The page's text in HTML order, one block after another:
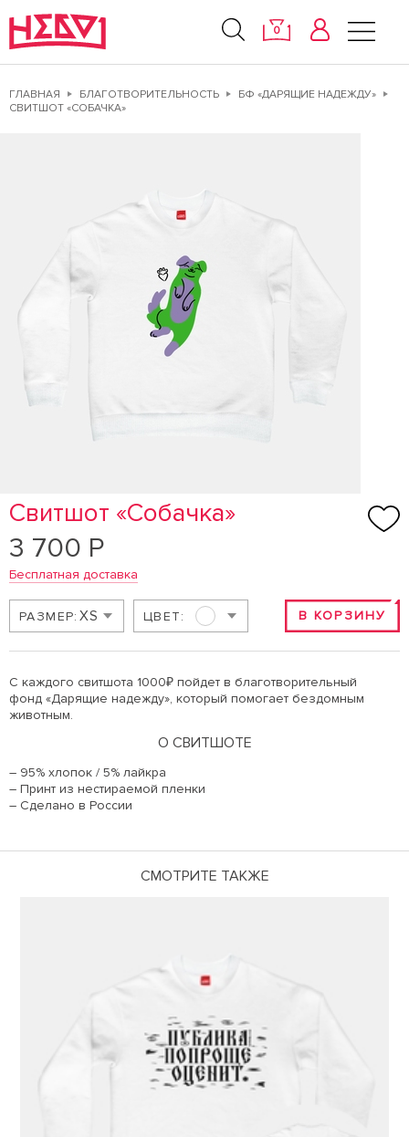
0
ГЛАВНАЯ БЛАГОТВОРИТЕЛЬНОСТЬ
БФ «ДАРЯЩИЕ НАДЕЖДУ»
СВИТШОТ «СОБАЧКА»
Свитшот «Собачка»
3 700 Р
Бесплатная доставка
В КОРЗИНУ
РАЗМЕР: XS ЦВЕТ:
С каждого свитшота 1000₽ пойдет в благотворительный
фонд «Дарящие надежду», который помогает бездомным
животным.
О СВИТШОТЕ
– 95% хлопок / 5% лайкра
– Принт из нестираемой пленки
– Сделано в России
СМОТРИТЕ ТАКЖЕ